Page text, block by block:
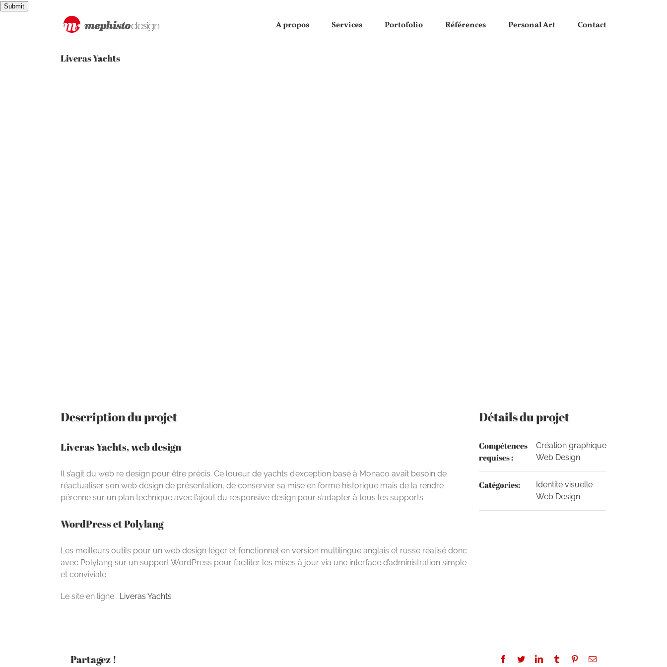
Submit Passer
A propos Services Portofolio Références Personal Art Contact
Liveras Yachts
Description du projet
Liveras Yachts, web design
Il s’agit du web re design pour être précis. Ce loueur de yachts d’exception basé à Monaco avait besoin de
réactualiser son web design de présentation, de conserver sa mise en forme historique mais de la rendre
pérenne sur un plan technique avec l’ajout du responsive design pour s’adapter à tous les supports.
WordPress et Polylang
Les meilleurs outils pour un web design léger et fonctionnel en version multilingue anglais et russe réalisé donc
avec Polylang sur un support WordPress pour faciliter les mises à jour via une interface d’administration simple
et conviviale.
Le site en ligne : Liveras Yachts
Détails du projet
Compétences
requises :
Création graphique
Web Design
Catégories:
Identité visuelle
Web Design
Partagez ! Facebook
TwitterLinkedInTumblr PinterestEmail